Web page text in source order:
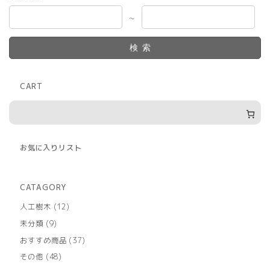
～
検索
CART
お気に入りリスト
CATAGORY
人工樹木
1212
商
未分類 99
の
商
おすすめ商品 3737
その他 4848